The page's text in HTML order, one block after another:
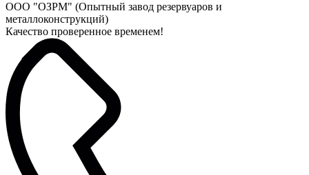
ООО "ОЗРМ" (Опытный завод резервуаров и
металлоконструкций)
Качество проверенное временем!